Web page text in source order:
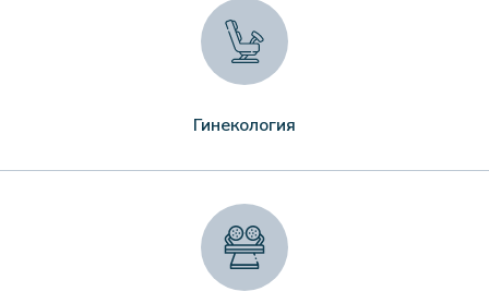
Гинекология